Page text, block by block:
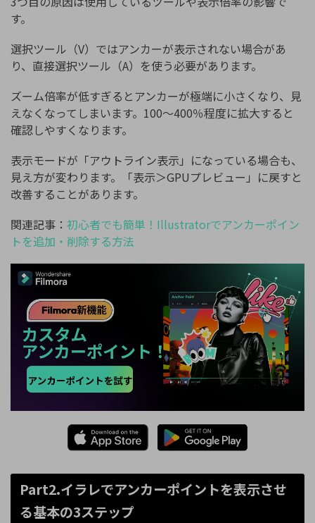
す。
選択ツール（V）ではアンカーが表示されない場合があ
り、直接選択ツール（A）を使う必要があります。
ズーム倍率が低すぎるとアンカーが極端に小さくなり、見
えなくなってしまいます。100〜400％程度に拡大すると
確認しやすくなります。
表示モードが「アウトライン表示」になっている場合も、
見え方が変わります。「表示＞GPUプレビュー」に戻すと
改善することがあります。
関連記事： 初心者でも簡単！Illustratorでアンカーポイン
トを追加・削除する方法
Part2.イラレでアンカーポイントを表示させ
る基本の3ステップ